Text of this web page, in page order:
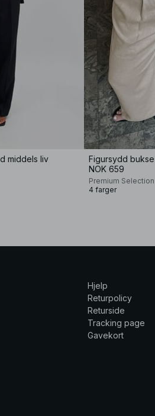
middels liv
Figursydd
NOK 659
Premium Selection
4 farger
Hjelp
Returpolicy
Returside
Tracking page
Gavekort